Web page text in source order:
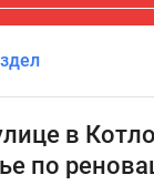
в
по